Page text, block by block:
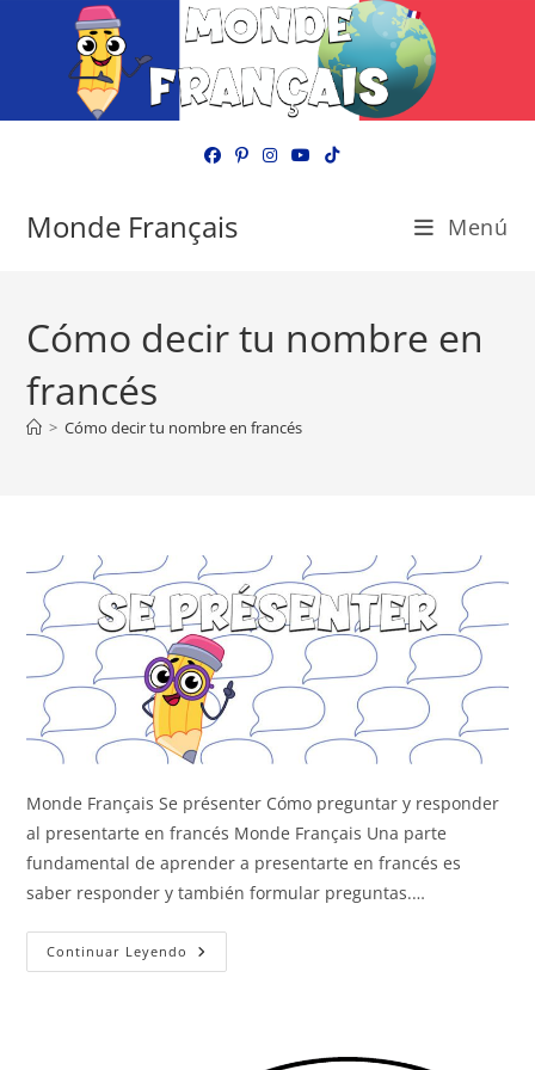
Monde Français Menú
Cómo decir tu nombre en
francés
> Cómo decir tu nombre en francés
Monde Français Se présenter Cómo preguntar y responder
al presentarte en francés Monde Français Una parte
fundamental de aprender a presentarte en francés es
saber responder y también formular preguntas.…
Continuar Leyendo Preguntar
Y